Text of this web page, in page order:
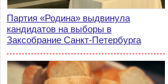
Партия «Родина» выдвинула
кандидатов на выборы в
Заксобрание Санкт-Петербурга